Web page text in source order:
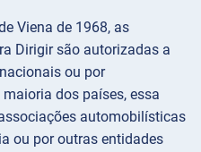
Viena de 1968, as
Dirigir são autorizadas a
ou por
dos países, essa
automobilísticas
ou por outras entidades